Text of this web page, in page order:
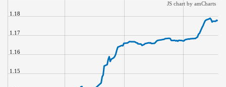
1.15
1.16
1.17
1.18
JS chart by amCharts